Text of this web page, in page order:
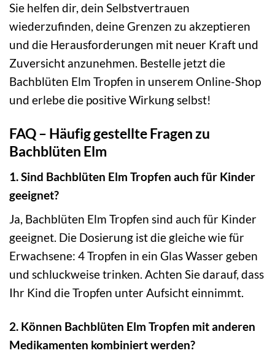
Sie helfen dir, dein Selbstvertrauen
wiederzufinden, deine Grenzen zu akzeptieren
und die Herausforderungen mit neuer Kraft und
Zuversicht anzunehmen. Bestelle jetzt die
Bachblüten Elm Tropfen in unserem Online-Shop
und erlebe die positive Wirkung selbst!
FAQ – Häufig gestellte Fragen zu
Bachblüten Elm
1. Sind Bachblüten Elm Tropfen auch für Kinder
geeignet?
Ja, Bachblüten Elm Tropfen sind auch für Kinder
geeignet. Die Dosierung ist die gleiche wie für
Erwachsene: 4 Tropfen in ein Glas Wasser geben
und schluckweise trinken. Achten Sie darauf, dass
Ihr Kind die Tropfen unter Aufsicht einnimmt.
2. Können Bachblüten Elm Tropfen mit anderen
Medikamenten kombiniert werden?